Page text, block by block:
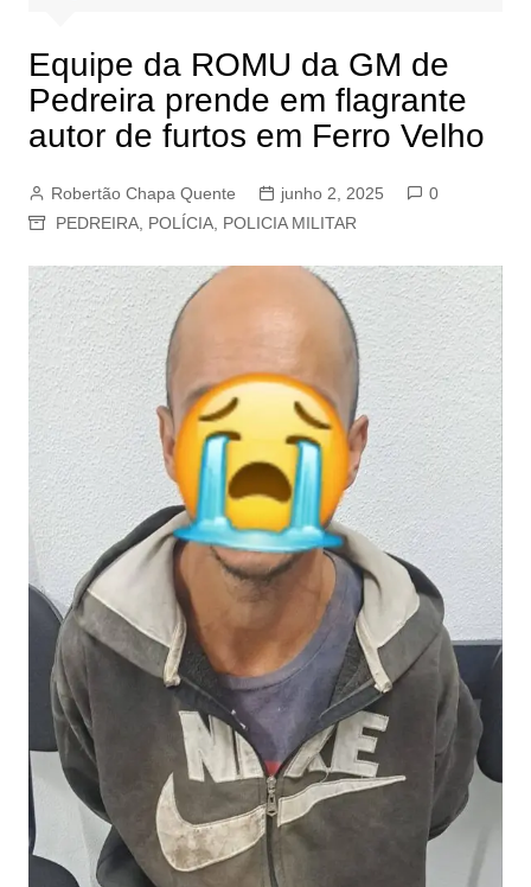
Equipe da ROMU da GM de
Pedreira prende em flagrante
autor de furtos em Ferro Velho
Robertão Chapa Quente junho 2, 2025
0
PEDREIRA, POLÍCIA, POLICIA MILITAR